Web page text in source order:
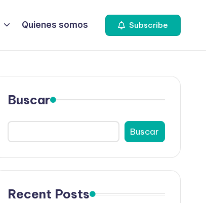
Quienes somos Subscribe
Buscar
Buscar
Recent Posts